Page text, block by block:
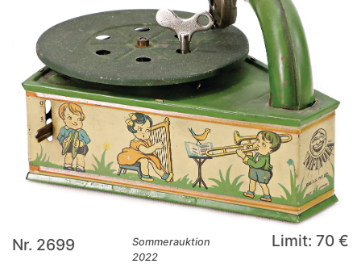
Nr. 2699
Sommerauktion
2022
Limit: 70 €